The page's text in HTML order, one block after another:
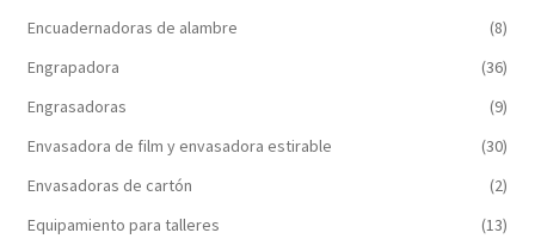
Encuadernadoras de alambre
(8)
Engrapadora
(36)
Engrasadoras
(9)
Envasadora de film y envasadora estirable
(30)
Envasadoras de cartón
(2)
Equipamiento para talleres
(13)